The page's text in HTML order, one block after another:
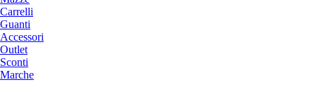
Carrelli
Guanti
Accessori
Outlet
Sconti
Marche